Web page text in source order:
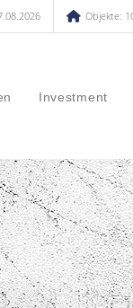
Objekte:
Investment